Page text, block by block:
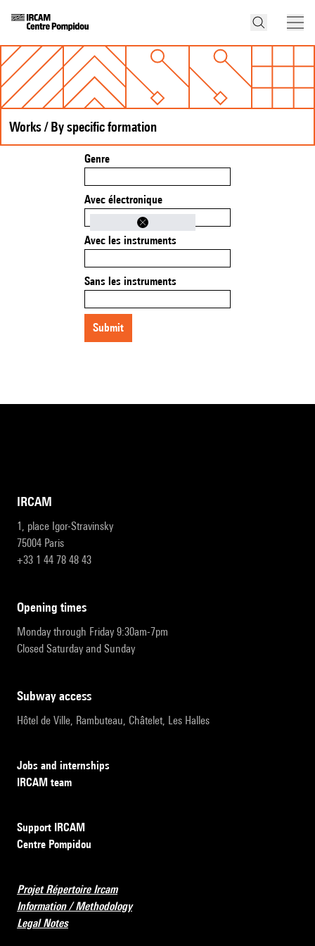
Works / By specific formation
Genre
Avec électronique
Avec les instruments
Sans les instruments
submit
IRCAM
1, place Igor-Stravinsky
75004 Paris
+33 1 44 78 48 43
opening times
Monday through Friday 9:30am-7pm
Closed Saturday and Sunday
subway access
Hôtel de Ville, Rambuteau, Châtelet, Les Halles
Jobs and internships
IRCAM team
Support IRCAM
Centre Pompidou
Projet Répertoire Ircam
Information / Methodology
Legal Notes